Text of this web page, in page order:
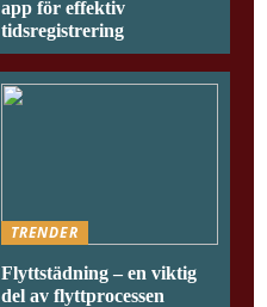
app för effektiv
tidsregistrering
TRENDER
Flyttstädning – en viktig
del av flyttprocessen